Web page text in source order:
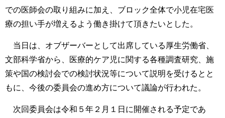
での医師会の取り組みに加え、ブロック全体で小児在宅医
療の担い手が増えるよう働き掛けて頂きたいとした。
当日は、オブザーバーとして出席している厚生労働省、
文部科学省から、医療的ケア児に関する各種調査研究、施
策や国の検討会での検討状況等について説明を受けるとと
もに、今後の委員会の進め方について議論が行われた。
次回委員会は令和５年２月１日に開催される予定であ